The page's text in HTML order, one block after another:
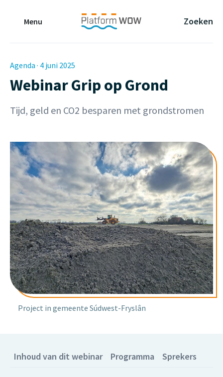
Menu
Zoeken
Agenda · 4 juni 2025
Webinar Grip op Grond
Tijd, geld en CO2 besparen met grondstromen
Project in gemeente Súdwest-Fryslân
Inhoud van dit webinar Programma Sprekers